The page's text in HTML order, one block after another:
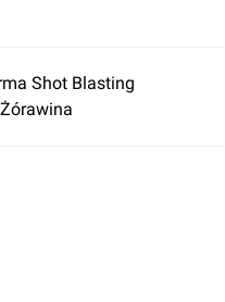
Shot Blasting